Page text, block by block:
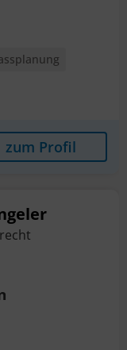
zum Profil